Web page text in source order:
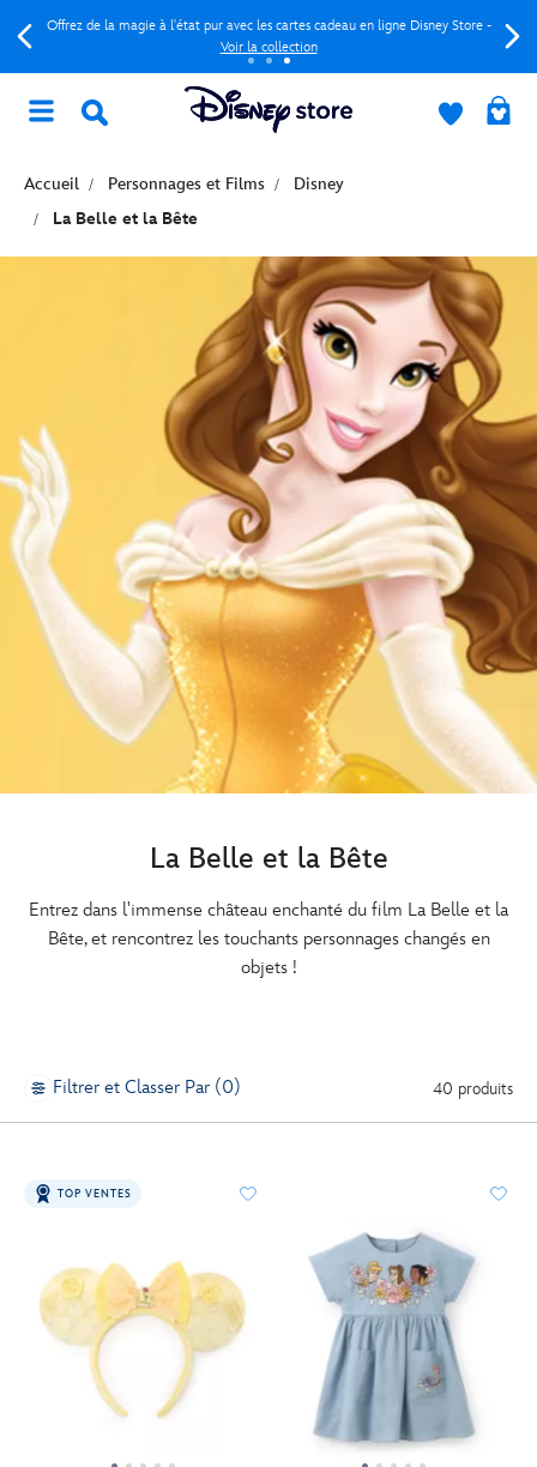
Offrez de la magie à l'état pur avec les cartes cadeau en ligne Disney Store -
Voir la collection
Accueil Personnages et Films
Disney
La Belle et la Bête
La Belle et la Bête
Entrez dans l'immense château enchanté du film La Belle et la
Bête, et rencontrez les touchants personnages changés en
objets !
Filtrer et Classer Par (0) 40 produits
TOP VENTES